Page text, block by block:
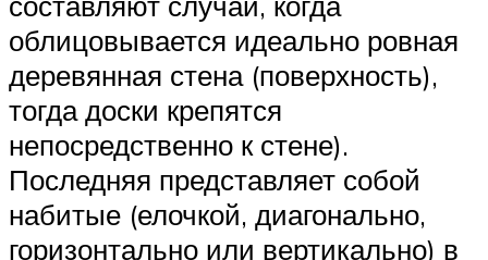
облицовывается идеально ровная
деревянная стена (поверхность),
тогда доски крепятся
непосредственно к стене).
Последняя представляет собой
набитые (елочкой, диагонально,
горизонтально или вертикально) в